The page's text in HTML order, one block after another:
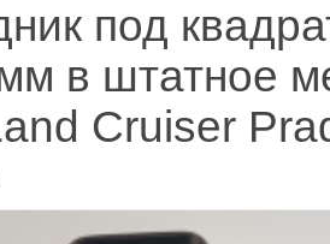
под
в штатное
Cruiser